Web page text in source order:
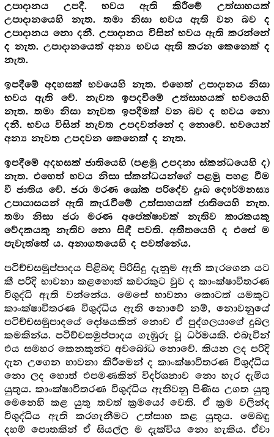
උපාදානය උපදී. භවය ඇති කිරීමේ උත්සාහයක්
උපාදානයෙහි නැත. තමා නිසා භවය ඇති වන බව ද
උපාදානය නො දනී. උපාදානය විසින් භවය ඇති කරන්නේ
ද නැත. උපාදානයෙත් අන්‍ය භවය ඇති කරන කෙනෙක් ද
නැත.
ඉපදීමේ අදහසක් භවයෙහි නැත. එහෙත් උපාදානය නිසා
භවය ඇති වේ. නැවත ඉපදවීමේ උත්සාහයක් භවයෙහි
නැත. තමා නිසා නැවත ඉපදීමක් වන බව ද භවය නො
දනී. භවය විසින් නැවත උපදවන්නේ ද නොවේ. භවයෙන්
අන්‍ය නැවත උපදවන කෙනෙක් ද නැත.
ඉපදීමේ අදහසක් ජාතියෙහි (පළමු උපදනා ස්කන්ධයෙහි ද)
නැත. එහෙත් භවය නිසා ස්කන්ධයන්ගේ පළමු පහළ වීම
වී ජාතිය වේ. ජරා මරණ ශෝක පරිදේව දුඃඛ දෞර්මනස්‍ය
උපායාසයන් ඇති කැරැවීමේ උත්සාහයක් ජාතියෙහි නැත.
තමා නිසා ජරා මරණ අපේක්ෂාවක් නැතිව කාරකයකු
වේදකයකු නැතිව නො සිඳී පවති. අතීතයෙහි ද එසේ ම
පැවැත්තේ ය. අනාගතයෙහි ද පවත්නේය.
පටිච්චසමුප්පාදය පිළිබඳ පිරිසිදු දැනුම ඇති කැරගෙන යට
කී පරිදි භාවනා කළහොත් කවරකුට වුව ද කාංක්ෂාවිතරණ
විශුද්ධි ඇති වන්නේය. මෙසේ භාවනා කොටත් යමකුට
කාංක්ෂාවිතරණ විශුද්ධිය ඇති නොවේ නම්, නොවනුයේ
පටිච්චසමුපාදයේ දෝෂයකින් නොව ඒ පුද්ගලයාගේ දුබල
කමකින්ය. පටිච්චසමුප්පාදය ගැඹුරු වූ ධර්මයකි. එබැවින්
එය සමහර කෙනකුන්ට අවබෝධ නොවේ. කියන ලද පරිදි
දැන උගෙන භාවනා කිරීමෙන් ද කාංක්ෂාවිතරණ විශුද්ධිය
නො ලද හොත් එපමණකින් විදර්ශනාව නො හැර දැමිය
යුතුය. කාංක්ෂාවිතරණ විශුද්ධිය ඇතිවනු පිණිස උගත යුතු
මෙනෙහි කළ යුතු තවත් ක්‍රමයෝ වෙති. ඒ ක්‍රම වලින්ද
විශුද්ධිය ඇති කරගැනීමට උත්සාහ කළ යුතුය. මෙබඳු
දහම් පොතකින් ඒ සියල්ල ම දැක්විය නො හැකිය. ඒවා